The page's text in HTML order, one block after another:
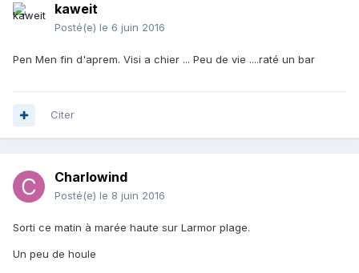
kaweit
Posté(e) le 6 juin 2016
Pen Men fin d'aprem. Visi a chier ... Peu de vie ....raté un bar
Citer
Charlowind
Posté(e) le 8 juin 2016
Sorti ce matin à marée haute sur Larmor plage.
Un peu de houle